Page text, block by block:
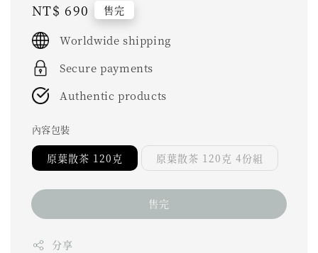
Regular
price
NT$ 690 售完
Worldwide shipping
Secure payments
Authentic products
內容包裝
原葉散茶 120克 原葉散茶 120克 4份組
售完
分享